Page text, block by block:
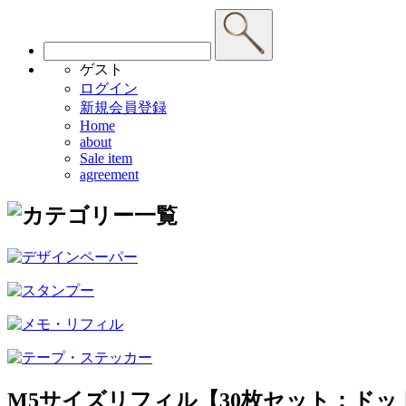
ゲスト
ログイン
新規会員登録
Home
about
Sale item
agreement
M5サイズリフィル【30枚セット：ドッ